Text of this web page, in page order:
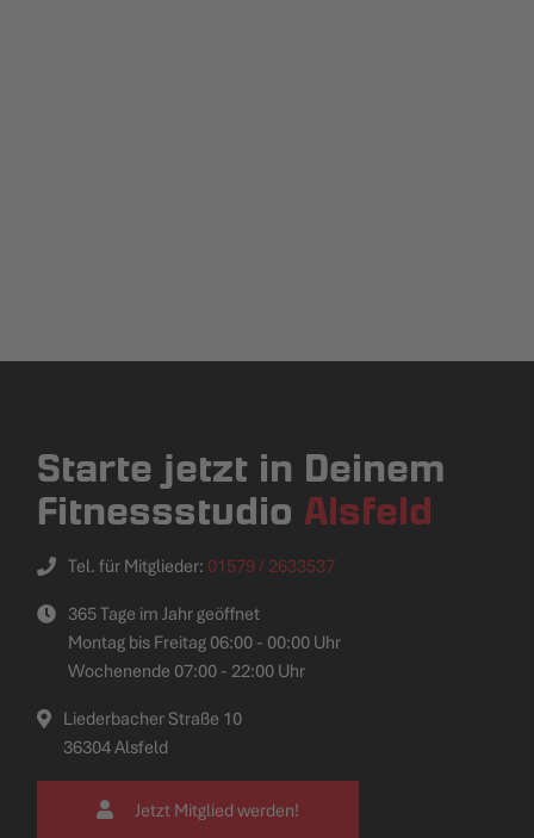
Starte jetzt in Deinem
Fitnessstudio Alsfeld
Tel. für Mitglieder: 01579 / 2633537
365 Tage im Jahr geöffnet
Montag bis Freitag 06:00 - 00:00 Uhr
Wochenende 07:00 - 22:00 Uhr
Liederbacher Straße 10
36304 Alsfeld
Jetzt Mitglied werden!